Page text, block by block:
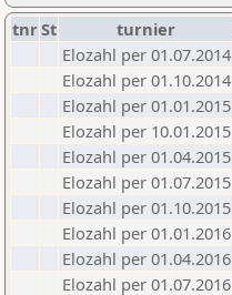
tnrSt turnier
Elozahl per 01.07.2014
Elozahl per 01.10.2014
Elozahl per 01.01.2015
Elozahl per 10.01.2015
Elozahl per 01.04.2015
Elozahl per 01.07.2015
Elozahl per 01.10.2015
Elozahl per 01.01.2016
Elozahl per 01.04.2016
Elozahl per 01.07.2016